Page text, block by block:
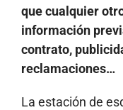
que cualquier
información
contrato,
reclamaciones…
La estación de